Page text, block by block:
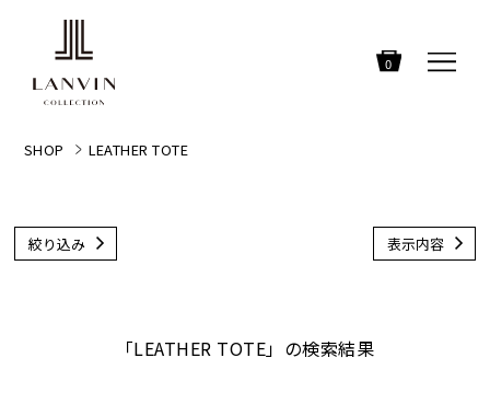
0
SHOP LEATHER TOTE
絞り込み 表示内容
「LEATHER TOTE」の検索結果